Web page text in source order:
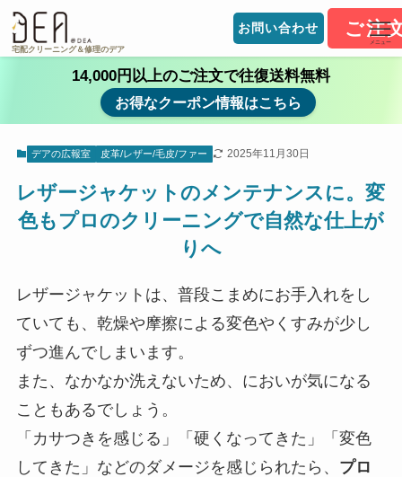
宅配クリーニング＆修理のデア
お問い合わせ ご注
メニュー
14,000円以上のご注文で往復送料無料
お得なクーポン情報はこちら
デアの広報室 皮革/レザー/毛皮/ファー 2025年11月30日
レザージャケットのメンテナンスに。変
色もプロのクリーニングで自然な仕上が
りへ
レザージャケットは、普段こまめにお手入れをし
ていても、乾燥や摩擦による変色やくすみが少し
ずつ進んでしまいます。
また、なかなか洗えないため、においが気になる
こともあるでしょう。
「カサつきを感じる」「硬くなってきた」「変色
してきた」などのダメージを感じられたら、 プロ